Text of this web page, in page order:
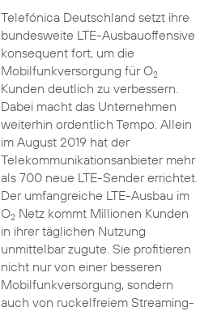
Telefónica Deutschland setzt ihre
bundesweite LTE-Ausbauoffensive
konsequent fort, um die
Mobilfunkversorgung für O2
Kunden deutlich zu verbessern.
Dabei macht das Unternehmen
weiterhin ordentlich Tempo. Allein
im August 2019 hat der
Telekommunikationsanbieter mehr
als 700 neue LTE-Sender errichtet.
Der umfangreiche LTE-Ausbau im
O2Netz kommt Millionen Kunden
in ihrer täglichen Nutzung
unmittelbar zugute. Sie profitieren
nicht nur von einer besseren
Mobilfunkversorgung, sondern
auch von ruckelfreiem Streaming-